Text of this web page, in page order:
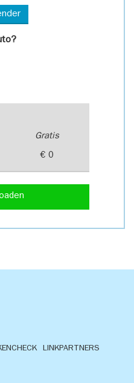
Gratis
€ 0
LINKPARTNERS